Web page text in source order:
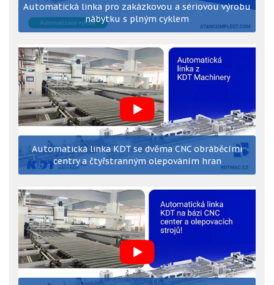
Automatická linka pro zakázkovou a sériovou výrobu
nábytku s plným cyklem
Automatická linka KDT se dvěma CNC obráběcími
centry a čtyřstranným olepováním hran